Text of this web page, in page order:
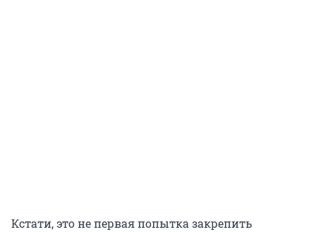
Кстати, это не первая попытка закрепить